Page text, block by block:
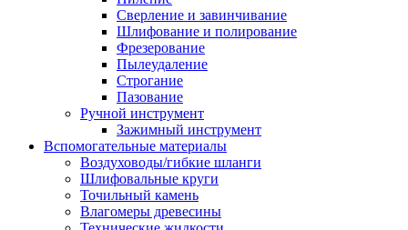
Сверление и завинчивание
Шлифование и полирование
Фрезерование
Пылеудаление
Строгание
Пазование
Ручной инструмент
Зажимный инструмент
Вспомогательные материалы
Воздуховоды/гибкие шланги
Шлифовальные круги
Точильный камень
Влагомеры древесины